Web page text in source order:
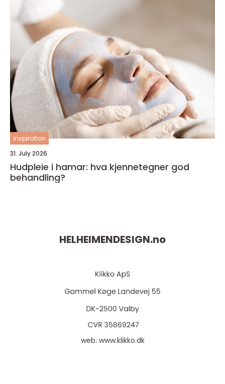
inspiration
31. July 2026
Hudpleie i hamar: hva kjennetegner god
behandling?
HELHEIMENDESIGN.no
web: www.klikko.dk